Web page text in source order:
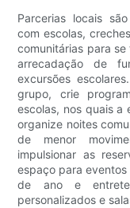
Parcerias locais
com escolas,
comunitárias para
arrecadação de
excursões
grupo, crie
escolas, nos quais a
organize noites
de menor
impulsionar as
espaço para
de ano e
personalizados e